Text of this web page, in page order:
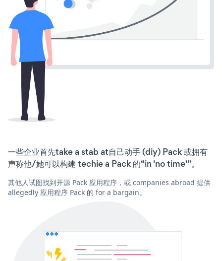
一些企业首先take a stab at自己动手 (diy) Pack 或拥有
声称他/她可以构建 techie a Pack 的“in 'no time'”。
其他人试图找到开源 Pack 应用程序，或 companies abroad 提供
allegedly 应用程序 Pack 的 for a bargain。